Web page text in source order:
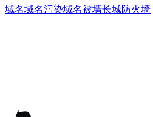
域名域名污染域名被墙长城防火墙